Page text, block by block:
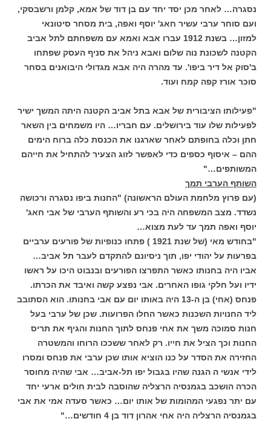
נסגרה… לאחר מכן יסד יחד עם בן דוד של אמא, קלמן ורשבסקי,
ועם סוחר ערבי עשיר חאג' יוסף ואפה, בית מסחר סיטונאי
למזון… בשנת 1912 עברו אבא ואמא עם משפחתם לתל אביב
הקטנה לשכונת נוה שלום ואבא ניהל את סניף העסק שפתחו
ב'סוק אל דיר ביפו'. עד מהרה היה אבא מגדולי היבואנים בסחר
סוכר אורז קפה קמח ועוד.
"פעילותו הציבורית של אבא בתל אביב הקטנה היתה המשך ישיר
לפעילות שלו עוד בירושלים. עם חבריו… היו משמחים בין השאר
חתן וכלה בחופתם לאחר שארגנו את הכנסת כלה ברוח הימים
ההם – איסוף כספים כדי לאפשר לזוג הצעיר להתחיל את חייהם
המשותפים…"
השותף הערבי תמך
(עם פרוץ מלחמת העולם הראשונה) "החנות ביפו נסגרה ורכושה
נשדד. מצב המשפחה היה בכי רע והשותף הערבי של אבי חאג'
יוסף ואפה תמך עד לעת מצוא…
"בחודש מאי (של שנת 1921 ) פתחו כנופיות של פורעים ערביים
בפרעות על יהודי יפו, תוך ניסיונם להתקדם לעבר תל אביב…
אביו היה בחנותו כאשר התפרצו הפורעים ובנבוט היכו על ראשו
ידיו ועל חלקי גופו האחרים. אבי נפצע קשה ואיבד את הכרתו.
פנחס (אחי) בן ה-13 היה באותו יום עם אבי בחנותו. הוא הסתובב
ליד החנויות השכנות כאשר החלו הפרועות. שכן של ערבי בעל
חנות סמוכה משך את אחי פנחס לתוך החנות והגיף את תריס
החנות וכך הציל את חייו. רק לאחר ששככו הרוחו והמשטרה
החזירה את הסדר על כנו הוציא אותו שכן ערבי את פנחס ומסרו
לידי אנשי ה הגנה שהיו בגבול יפו תל-אביב… אבי שהיה מחוסר
הכרה הושכב בגמנסיה הרצליה שהוסבה לבית חולים ארעי יחד
עם יתר נפגעי המהומות של אותו יום… כאשר סעדה אמי את אבי
בגמנסיה הרצליה היה אחי אהרון דוד בן 4 חודשים…"